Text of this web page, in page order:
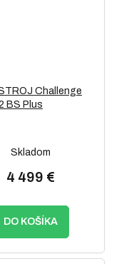
Challenge
BS Plus
Skladom
4 499 €
DO KOŠÍKA